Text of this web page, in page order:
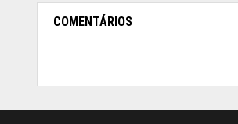
COMENTÁRIOS